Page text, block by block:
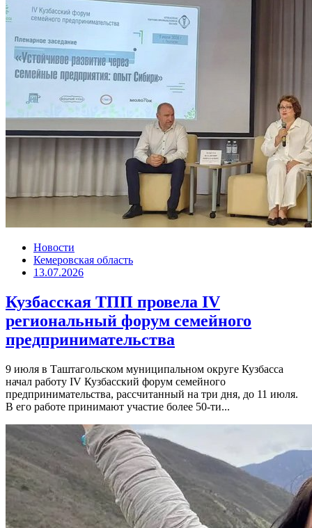
Новости
Кемеровская область
13.07.2026
Кузбасская ТПП провела IV
региональный форум семейного
предпринимательства
9 июля в Таштагольском муниципальном округе Кузбасса
начал работу IV Кузбасский форум семейного
предпринимательства, рассчитанный на три дня, до 11 июля.
В его работе принимают участие более 50-ти...